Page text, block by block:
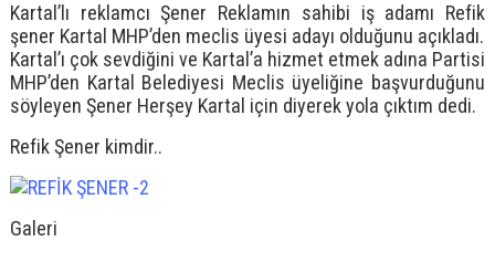
Kartal’lı reklamcı Şener Reklamın sahibi iş adamı Refik
şener Kartal MHP’den meclis üyesi adayı olduğunu açıkladı.
Kartal’ı çok sevdiğini ve Kartal’a hizmet etmek adına Partisi
MHP’den Kartal Belediyesi Meclis üyeliğine başvurduğunu
söyleyen Şener Herşey Kartal için diyerek yola çıktım dedi.
Refik Şener kimdir..
Galeri